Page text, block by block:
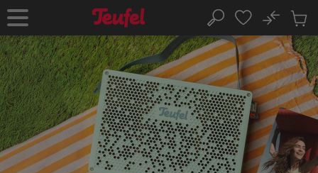
AL
Pagina
iniziale
Cerca
No
nel